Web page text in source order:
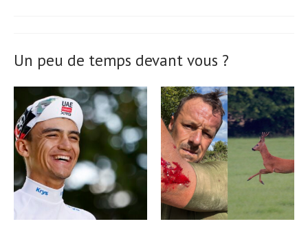
Un peu de temps devant vous ?